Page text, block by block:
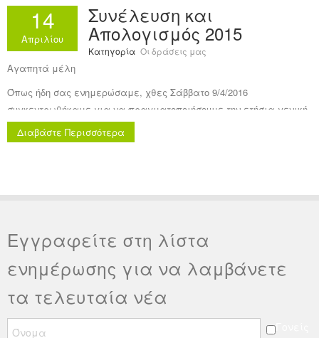
14
Απριλίου
Συνέλευση και
Απολογισμός 2015
Κατηγορία Οι δράσεις μας
Αγαπητά μέλη
Όπως ήδη σας ενημερώσαμε, χθες Σάββατο 9/4/2016
συγκεντρωθήκαμε για να πραγματοποιήσουμε την ετήσια γενική
μας συνέλευση.
Δυστυχώς ο αριθμός των προσελθόντων συναδέλφων δεν
συνέλευση έγινε με τα παρόντα μέλη όπως αυτό ορίζεται από το
Διαβάστε Περισσότερα
Εγγραφείτε στη λίστα
ενημέρωσης για να λαμβάνετε
τα τελευταία νέα
Γονείς